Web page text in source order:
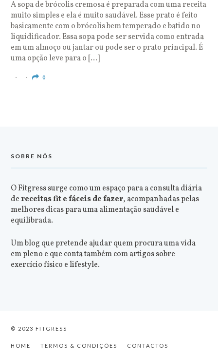
A sopa de brócolis cremosa é preparada com uma receita
muito simples e ela é muito saudável. Esse prato é feito
basicamente com o brócolis bem temperado e batido no
liquidificador. Essa sopa pode ser servida como entrada
em um almoço ou jantar ou pode ser o prato principal. É
uma opção leve para o […]
0
SOBRE NÓS
O Fitgress surge como um espaço para a consulta diária
dereceitas fit e fáceis de fazer, acompanhadas pelas
melhores dicas para uma alimentação saudável e
equilibrada.
Um blog que pretende ajudar quem procura uma vida
em pleno e que conta também com artigos sobre
exercício físico e lifestyle.
© 2023 FITGRESS
HOME TERMOS & CONDIÇÕES CONTACTOS